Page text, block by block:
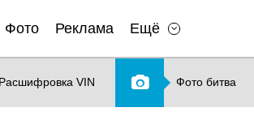
Фото Реклама Ещё
Расшифровка VIN Фото битва